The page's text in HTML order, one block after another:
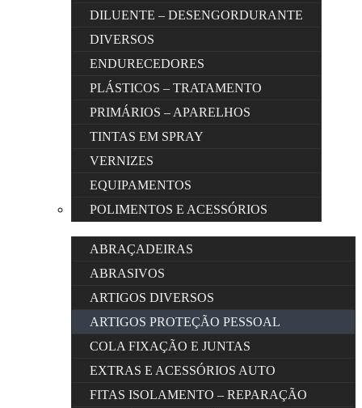
DILUENTE – DESENGORDURANTE
DIVERSOS
ENDURECEDORES
PLÁSTICOS – TRATAMENTO
PRIMÁRIOS – APARELHOS
TINTAS EM SPRAY
VERNIZES
EQUIPAMENTOS
POLIMENTOS E ACESSÓRIOS
ABRAÇADEIRAS
ABRASIVOS
ARTIGOS DIVERSOS
ARTIGOS PROTEÇÃO PESSOAL
COLA FIXAÇÃO E JUNTAS
EXTRAS E ACESSÓRIOS AUTO
FITAS ISOLAMENTO – REPARAÇÃO